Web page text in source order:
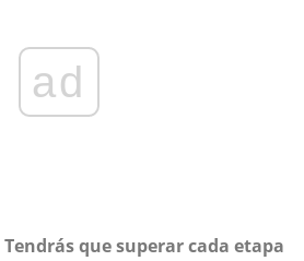
ad
Tendrás que superar cada etapa